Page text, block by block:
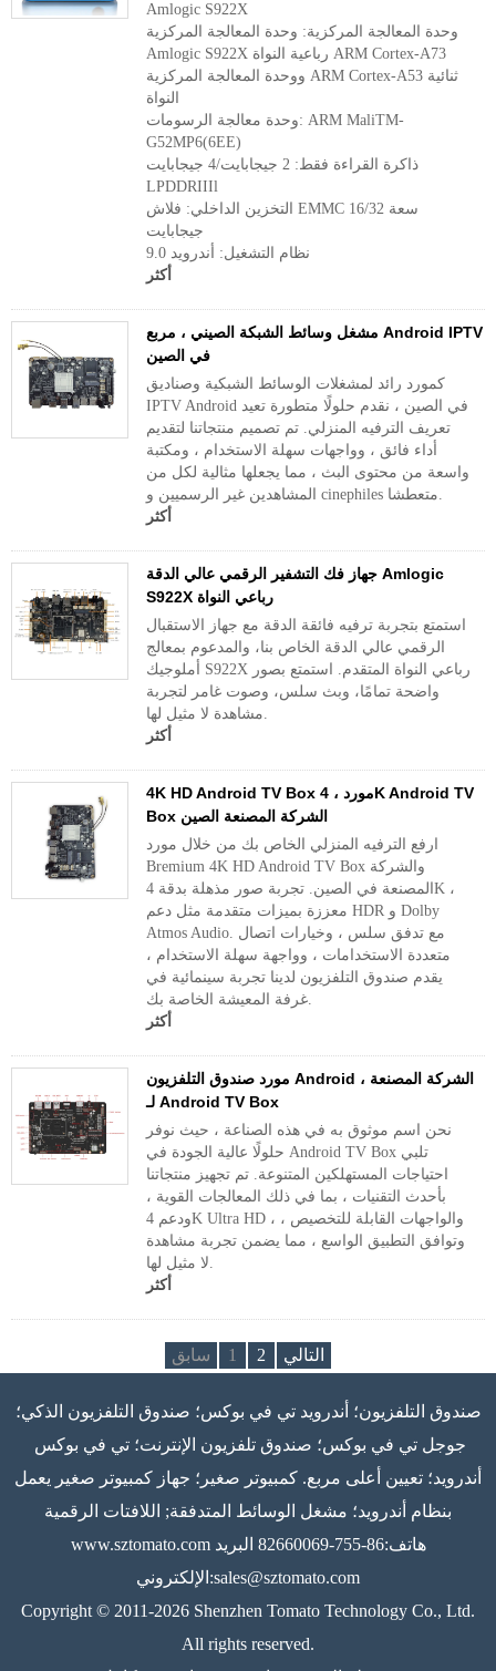
Amlogic S922X
وحدة المعالجة المركزية: وحدة المعالجة المركزية
Amlogic S922X رباعية النواة ARM Cortex-A73
ووحدة المعالجة المركزية ARM Cortex-A53 ثنائية
النواة
وحدة معالجة الرسومات: ARM MaliTM-
G52MP6(6EE)
ذاكرة القراءة فقط: 2 جيجابايت/4 جيجابايت
LPDDRIIIl
التخزين الداخلي: فلاش EMMC سعة 16/32
جيجابايت
نظام التشغيل: أندرويد 9.0
أكثر
مشغل وسائط الشبكة الصيني ، مربع Android IPTV
في الصين
كمورد رائد لمشغلات الوسائط الشبكية وصناديق
IPTV Android في الصين ، نقدم حلولًا متطورة تعيد
تعريف الترفيه المنزلي. تم تصميم منتجاتنا لتقديم
أداء فائق ، وواجهات سهلة الاستخدام ، ومكتبة
واسعة من محتوى البث ، مما يجعلها مثالية لكل من
المشاهدين غير الرسميين و cinephiles متعطشا.
أكثر
جهاز فك التشفير الرقمي عالي الدقة Amlogic
S922X رباعي النواة
استمتع بتجربة ترفيه فائقة الدقة مع جهاز الاستقبال
الرقمي عالي الدقة الخاص بنا، والمدعوم بمعالج
أملوجيك S922X رباعي النواة المتقدم. استمتع بصور
واضحة تمامًا، وبث سلس، وصوت غامر لتجربة
مشاهدة لا مثيل لها.
أكثر
4K HD Android TV Box مورد ، 4K Android TV
Box الشركة المصنعة الصين
ارفع الترفيه المنزلي الخاص بك من خلال مورد
Bremium 4K HD Android TV Box والشركة
المصنعة في الصين. تجربة صور مذهلة بدقة 4K ،
معززة بميزات متقدمة مثل دعم HDR و Dolby
Atmos Audio. مع تدفق سلس ، وخيارات اتصال
متعددة الاستخدامات ، وواجهة سهلة الاستخدام ،
يقدم صندوق التلفزيون لدينا تجربة سينمائية في
غرفة المعيشة الخاصة بك.
أكثر
مورد صندوق التلفزيون Android ، الشركة المصنعة
لـ Android TV Box
نحن اسم موثوق به في هذه الصناعة ، حيث نوفر
حلولًا عالية الجودة في Android TV Box تلبي
احتياجات المستهلكين المتنوعة. تم تجهيز منتجاتنا
بأحدث التقنيات ، بما في ذلك المعالجات القوية ،
ودعم 4K Ultra HD ، والواجهات القابلة للتخصيص ،
وتوافق التطبيق الواسع ، مما يضمن تجربة مشاهدة
لا مثيل لها.
أكثر
سابق 1 2 التالي
صندوق التلفزيون؛ أندرويد تي في بوكس؛ صندوق التلفزيون الذكي؛
جوجل تي في بوكس؛ صندوق تلفزيون الإنترنت؛ تي في بوكس ​​
أندرويد؛ تعيين أعلى مربع. كمبيوتر صغير؛ جهاز كمبيوتر صغير يعمل
بنظام أندرويد؛ مشغل الوسائط المتدفقة; اللافتات الرقمية
www.sztomato.comهاتف:86-755-82660069 البريد
الإلكتروني:sales@sztomato.com
Copyright © 2011-2026 Shenzhen Tomato Technology Co., Ltd.
All rights reserved.